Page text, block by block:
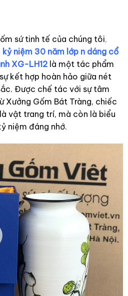
sứ tinh tế của chúng tôi,
kỷ niệm 30 năm lớp n dáng cổ
XG-LH12là một tác phẩm
kết hợp hoàn hảo giữa nét
Được chế tác với sự tâm
Xưởng Gốm Bát Tràng, chiếc
vật trang trí, mà còn là biểu
niệm đáng nhớ.